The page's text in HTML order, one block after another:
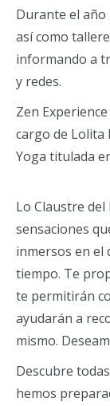
Durante el año
así como
informando a
y redes.
Zen
cargo de Lolita
Yoga titulada
Lo Claustre
sensaciones
inmersos en el
tiempo. Te
te permitirán
ayudarán a
mismo.
Descubre
hemos